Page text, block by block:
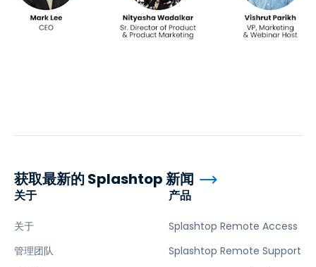
关于
关于
管理团队
产品
Splashtop Remote Access
Splashtop Remote Support
获取最新的 Splashtop 新闻